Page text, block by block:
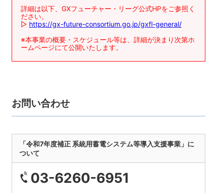
詳細は以下、GXフューチャー・リーグ公式HPをご参照く
ださい。
▷ https://gx-future-consortium.go.jp/gxfl-general/
※本事業の概要・スケジュール等は、詳細が決まり次第ホ
ームページにて公開いたします。
お問い合わせ
「令和7年度補正 系統用蓄電システム等導入支援事業」に
ついて
03-6260-6951